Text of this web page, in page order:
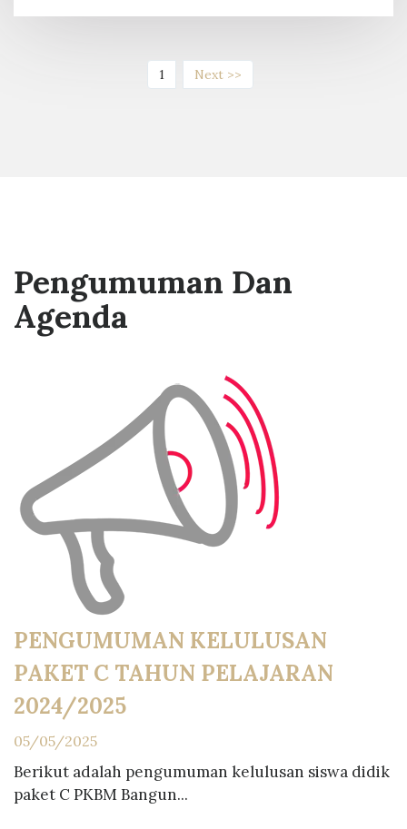
1(current)Next >>
Pengumuman Dan
Agenda
PENGUMUMAN KELULUSAN
PAKET C TAHUN PELAJARAN
2024/2025
05/05/2025
Berikut adalah pengumuman kelulusan siswa didik
paket C PKBM Bangun...